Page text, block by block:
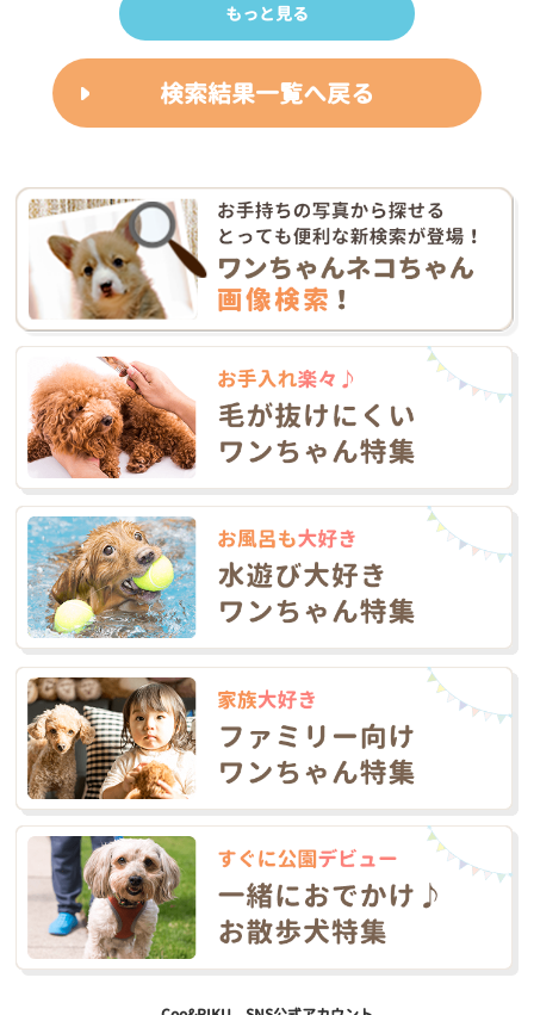
もっと見る
検索結果一覧へ戻る